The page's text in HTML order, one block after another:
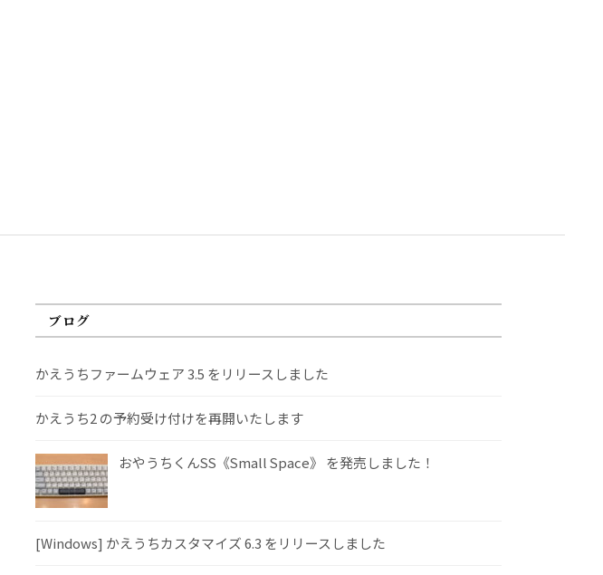
ブログ
かえうちファームウェア 3.5 をリリースしました
かえうち2 の予約受け付けを再開いたします
おやうちくんSS《Small Space》 を発売しました！
[Windows] かえうちカスタマイズ 6.3 をリリースしました